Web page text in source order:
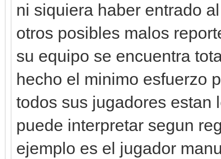
ni siquiera haber entrado
otros posibles malos
su equipo se encuentra
hecho el minimo esfuerzo
todos sus jugadores estan
puede interpretar segun
ejemplo es el jugador